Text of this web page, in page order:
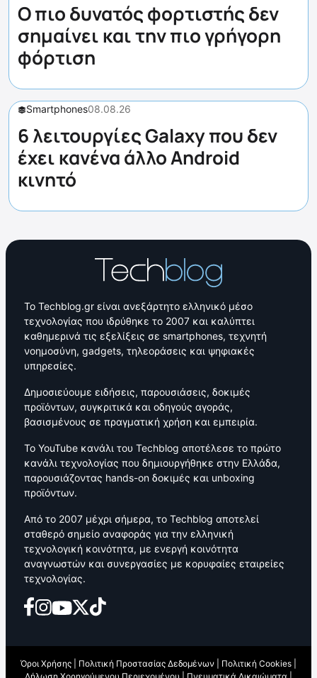
Ο πιο δυνατός φορτιστής δεν
σημαίνει και την πιο γρήγορη
φόρτιση
Smartphones08.08.26
6 λειτουργίες Galaxy που δεν
έχει κανένα άλλο Android
κινητό
Το Techblog.gr είναι ανεξάρτητο ελληνικό μέσο
τεχνολογίας που ιδρύθηκε το 2007 και καλύπτει
καθημερινά τις εξελίξεις σε smartphones, τεχνητή
νοημοσύνη, gadgets, τηλεοράσεις και ψηφιακές
υπηρεσίες.
Δημοσιεύουμε ειδήσεις, παρουσιάσεις, δοκιμές
προϊόντων, συγκριτικά και οδηγούς αγοράς,
βασισμένους σε πραγματική χρήση και εμπειρία.
Το YouTube κανάλι του Techblog αποτέλεσε το πρώτο
κανάλι τεχνολογίας που δημιουργήθηκε στην Ελλάδα,
παρουσιάζοντας hands-on δοκιμές και unboxing
προϊόντων.
Από το 2007 μέχρι σήμερα, το Techblog αποτελεί
σταθερό σημείο αναφοράς για την ελληνική
τεχνολογική κοινότητα, με ενεργή κοινότητα
αναγνωστών και συνεργασίες με κορυφαίες εταιρείες
τεχνολογίας.
Όροι Χρήσης Πολιτική Προστασίας Δεδομένων Πολιτική Cookies